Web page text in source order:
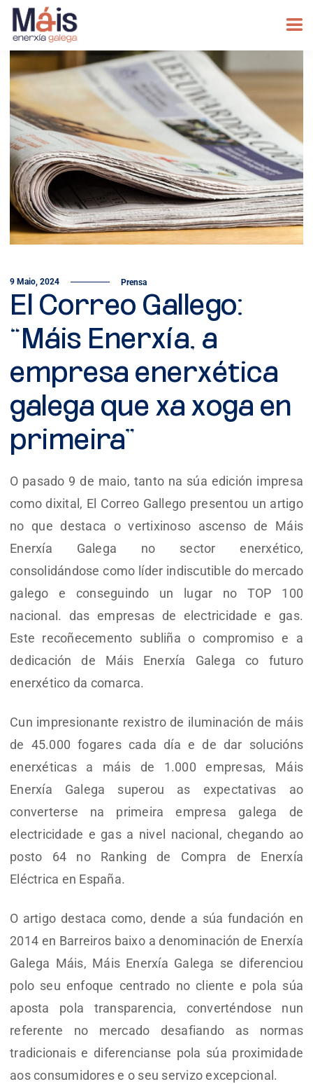
9 Maio, 2024 Prensa
El Correo Gallego:
“Máis Enerxía, a
empresa enerxética
galega que xa xoga en
primeira”
O pasado 9 de maio, tanto na súa edición impresa
como dixital, El Correo Gallego presentou un artigo
no que destaca o vertixinoso ascenso de Máis
Enerxía Galega no sector enerxético,
consolidándose como líder indiscutible do mercado
galego e conseguindo un lugar no TOP 100
nacional. das empresas de electricidade e gas.
Este recoñecemento subliña o compromiso e a
dedicación de Máis Enerxía Galega co futuro
enerxético da comarca.
Cun impresionante rexistro de iluminación de máis
de 45.000 fogares cada día e de dar solucións
enerxéticas a máis de 1.000 empresas, Máis
Enerxía Galega superou as expectativas ao
converterse na primeira empresa galega de
electricidade e gas a nivel nacional, chegando ao
posto 64 no Ranking de Compra de Enerxía
Eléctrica en España.
O artigo destaca como, dende a súa fundación en
2014 en Barreiros baixo a denominación de Enerxía
Galega Máis, Máis Enerxía Galega se diferenciou
polo seu enfoque centrado no cliente e pola súa
aposta pola transparencia, converténdose nun
referente no mercado desafiando as normas
tradicionais e diferencianse pola súa proximidade
aos consumidores e o seu servizo excepcional.